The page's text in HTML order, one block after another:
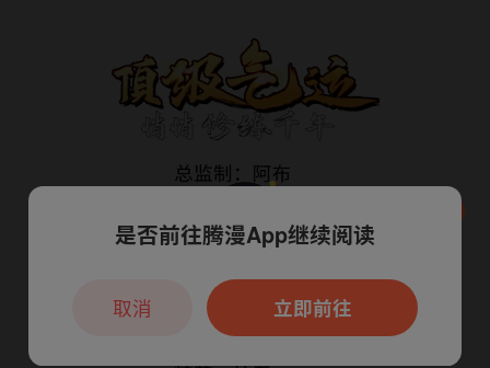
本章节仅支持App阅读，可打开App新用
户7天免费看
是否前往腾漫App继续阅读
立即前往
取消